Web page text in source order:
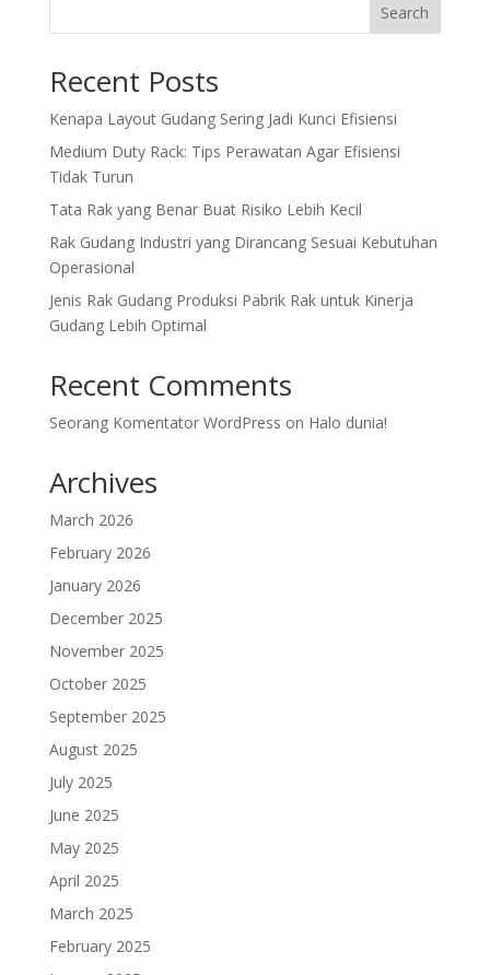
Search
Recent Posts
Kenapa Layout Gudang Sering Jadi Kunci Efisiensi
Medium Duty Rack: Tips Perawatan Agar Efisiensi
Tidak Turun
Tata Rak yang Benar Buat Risiko Lebih Kecil
Rak Gudang Industri yang Dirancang Sesuai Kebutuhan
Operasional
Jenis Rak Gudang Produksi Pabrik Rak untuk Kinerja
Gudang Lebih Optimal
Recent Comments
Seorang Komentator WordPress on Halo dunia!
Archives
March 2026
February 2026
January 2026
December 2025
November 2025
October 2025
September 2025
August 2025
July 2025
June 2025
May 2025
April 2025
March 2025
February 2025